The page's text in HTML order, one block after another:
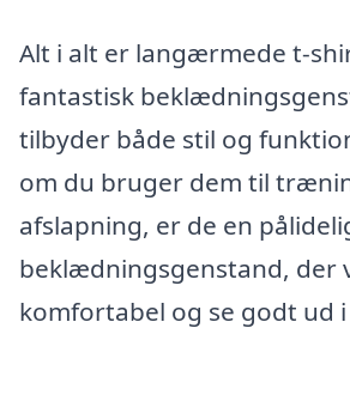
Alt i alt er langærmede t-
fantastisk
tilbyder både stil og
om du bruger dem til
afslapning, er de en
beklædningsgenstand, der
komfortabel og se godt ud